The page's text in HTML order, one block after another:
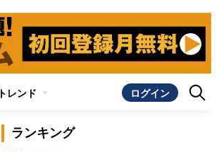
トレンド ログイン
ランキング